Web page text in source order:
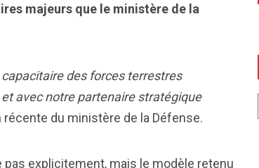
majeurs que le ministère de la
des forces terrestres
avec notre partenaire stratégique
du ministère de la Défense.
explicitement, mais le modèle retenu